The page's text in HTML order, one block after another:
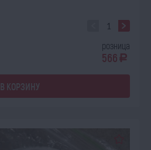
розница
566 a
В КОРЗИНУ